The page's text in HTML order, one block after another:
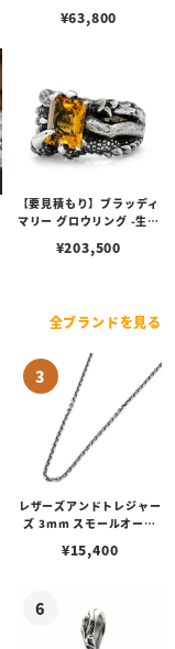
¥63,800
【要見積もり】ブラッディ
マリー グロウリング -生え
¥203,500
全ブランドを見る
レザーズアンドトレジャー
ズ 3mm スモールオーバ
ブスタークラスプ＆LTロ
¥15,400